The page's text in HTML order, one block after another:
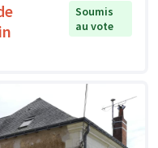
Soumis
au vote